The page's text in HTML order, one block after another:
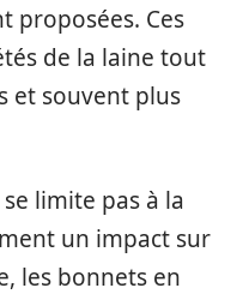
proposées. Ces
de la laine tout
et souvent plus
limite pas à la
un impact sur
les bonnets en